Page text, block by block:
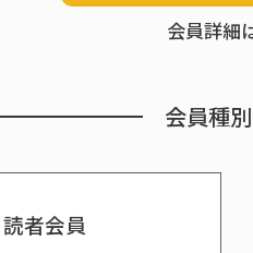
会員詳細
会員種
読者会員